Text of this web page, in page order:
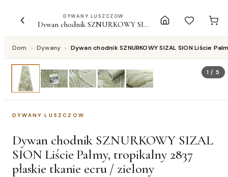
DYWANY LUSZCZOW
Dywan chodnik SZNURKOWY SIZAL SION Liście Palmy, tropikalny 2837 płaskie tkanie ecru / zielony
Dom › Dywany › Dywan chodnik SZNURKOWY SIZAL SION Liście
1 /5
DYWANY LUSZCZOW
Dywan chodnik SZNURKOWY SIZAL
SION Liście Palmy, tropikalny 2837
płaskie tkanie ecru / zielony